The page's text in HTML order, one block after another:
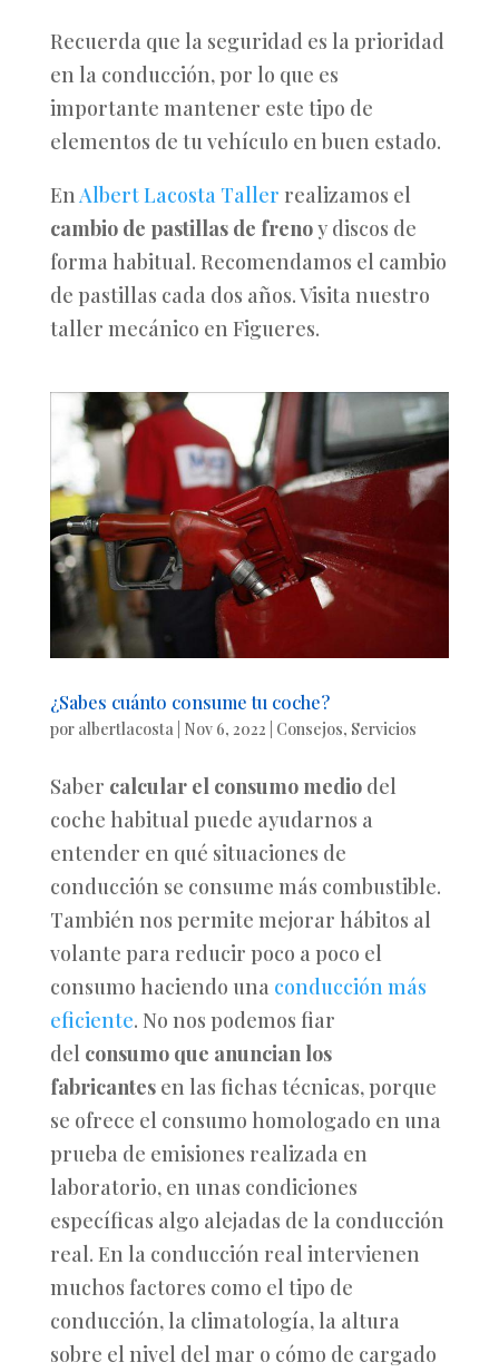
Recuerda que la seguridad es la prioridad
en la conducción, por lo que es
importante mantener este tipo de
elementos de tu vehículo en buen estado.
EnAlbert Lacosta Taller realizamos el
cambio de pastillas de frenoy discos de
forma habitual. Recomendamos el cambio
de pastillas cada dos años. Visita nuestro
taller mecánico en Figueres.
¿Sabes cuánto consume tu coche?
por albertlacosta Nov 6, 2022 Consejos, Servicios
Saber calcular el consumo mediodel
coche habitual puede ayudarnos a
entender en qué situaciones de
conducción se consume más combustible.
También nos permite mejorar hábitos al
volante para reducir poco a poco el
consumo haciendo una conducción más
eficiente. No nos podemos fiar
del consumo que anuncian los
fabricantesen las fichas técnicas, porque
se ofrece el consumo homologado en una
prueba de emisiones realizada en
laboratorio, en unas condiciones
específicas algo alejadas de la conducción
real. En la conducción real intervienen
muchos factores como el tipo de
conducción, la climatología, la altura
sobre el nivel del mar o cómo de cargado